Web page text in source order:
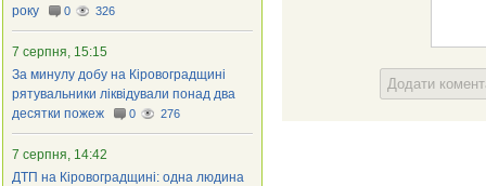
Додати
року
0 326
7 серпня, 15:15
За минулу добу на Кіровоградщині
рятувальники ліквідували понад два
десятки пожеж
0 276
7 серпня, 14:42
ДТП на Кіровоградщині: одна людина